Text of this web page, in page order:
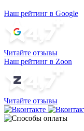
Наш рейтинг в Google
Читайте отзывы
Наш рейтинг в Zoon
Читайте отзывы